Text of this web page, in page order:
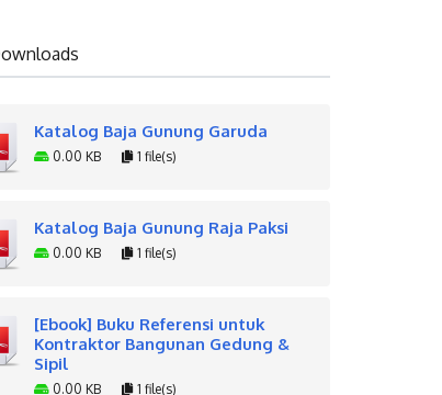
Katalog Baja Gunung Garuda
0.00 KB 1 file(s)
Katalog Baja Gunung Raja Paksi
0.00 KB 1 file(s)
[Ebook] Buku Referensi untuk
Kontraktor Bangunan Gedung &
Sipil
0.00 KB 1 file(s)